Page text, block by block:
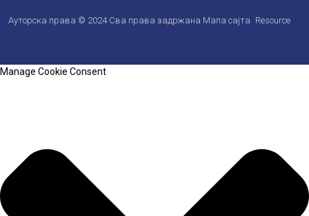
Ауторска права © 2024 Сва права задржана Мапа сајта Resource
Manage Cookie Consent